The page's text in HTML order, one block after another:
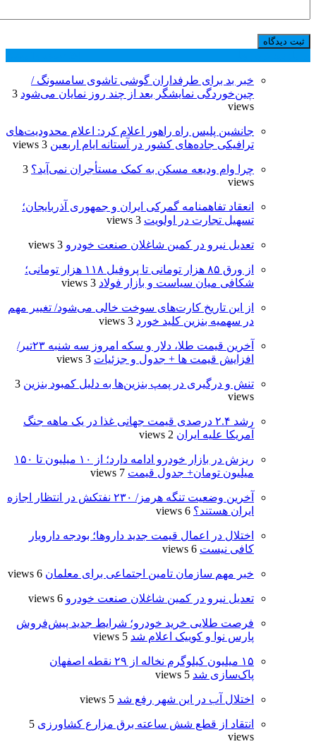
خبر بد برای طرفداران گوشی تاشوی سامسونگ /
چین‌خوردگی نمایشگر بعد از چند روز نمایان می‌شود 3
views
جانشین پلیس راه راهور اعلام کرد: اعلام محدودیت‌های
ترافیکی جاده‌های کشور در آستانه ایام اربعین 3 views
چرا وام ودیعه مسکن به کمک مستأجران نمی‌آید؟ 3
views
انعقاد تفاهمنامه گمرکی ایران و جمهوری آذربایجان؛
تسهیل تجارت در اولویت 3 views
تعدیل نیرو در کمین شاغلان صنعت خودرو 3 views
از ورق ۸۵ هزار تومانی تا پروفیل ۱۱۸ هزار تومانی؛
شکافی میان سیاست و بازار فولاد 3 views
از این تاریخ کارت‌های سوخت خالی می‌شود/ تغییر مهم
در سهمیه بنزین کلید خورد 3 views
آخرین قیمت طلا، دلار و سکه امروز سه شنبه ۲۳تیر/
افزایش قیمت ها + جدول و جزئیات 3 views
تنش و درگیری در پمپ بنزین‌ها به دلیل کمبود بنزین 3
views
رشد ۲.۴ درصدی قیمت جهانی غذا در یک ماهه جنگ
آمریکا علیه ایران 2 views
ریزش در بازار خودرو ادامه دارد؛ از ۱۰ میلیون تا ۱۵۰
میلیون تومان+ جدول قیمت 7 views
آخرین وضعیت تنگه هرمز/ ۲۳۰ نفتکش در انتظار اجازه
ایران هستند؟ 6 views
اختلال در اعمال قیمت‌ جدید داروها؛ بودجه دارویار
کافی نیست 6 views
خبر مهم سازمان تامین اجتماعی برای معلمان 6 views
تعدیل نیرو در کمین شاغلان صنعت خودرو 6 views
فرصت طلایی خرید خودرو؛ شرایط جدید پیش‌فروش
پارس نوا و کوییک اعلام شد 5 views
۱۵ میلیون کیلوگرم نخاله از ۲۹ نقطه اصفهان
پاک‌سازی شد 5 views
اختلال آب در این شهر رفع شد 5 views
انتقاد از قطع شش ساعته برق مزارع کشاورزی 5
views